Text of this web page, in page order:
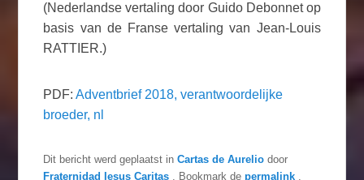
(Nederlandse vertaling door Guido Debonnet op
basis van de Franse vertaling van Jean-Louis
RATTIER.)
PDF:Adventbrief 2018, verantwoordelijke
broeder, nl
Dit bericht werd geplaatst inCartas de Aurelio door
Fraternidad Iesus Caritas . Bookmark depermalink .